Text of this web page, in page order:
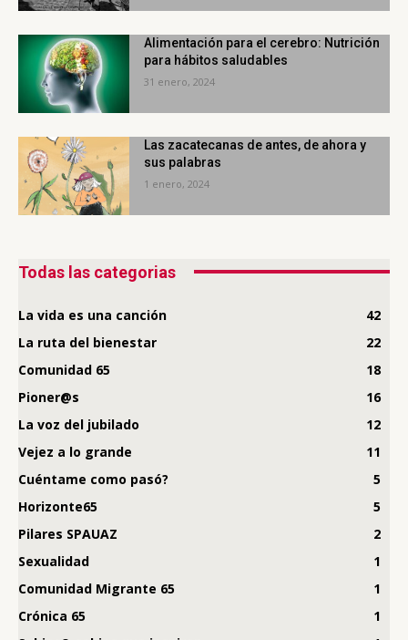
Alimentación para el cerebro: Nutrición
para hábitos saludables
31 enero, 2024
Las zacatecanas de antes, de ahora y
sus palabras
1 enero, 2024
Todas las categorias
La vida es una canción
42
La ruta del bienestar
22
Comunidad 65
18
Pioner@s
16
La voz del jubilado
12
Vejez a lo grande
11
Cuéntame como pasó?
5
Horizonte65
5
Pilares SPAUAZ
2
Sexualidad
1
Comunidad Migrante 65
1
Crónica 65
1